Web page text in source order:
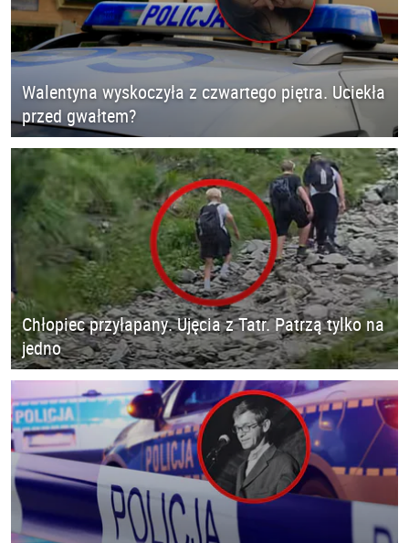
Walentyna wyskoczyła z czwartego piętra. Uciekła
przed gwałtem?
Chłopiec przyłapany. Ujęcia z Tatr. Patrzą tylko na
jedno